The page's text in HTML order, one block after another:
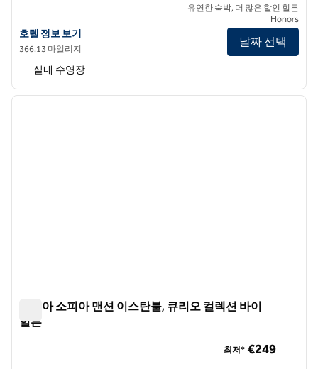
알투니자이드 스위트 이스탄불, 큐리오 컬렉션 바이 힐튼의 호텔 정보
호텔 정보 보기
366.13 마일리지
유연한 숙박, 더 많은 할인 힐튼
Honors
날짜 선택
실내 수영장
1/12
다음
하기아 소피아 맨션 이스탄불, 큐리오 컬렉션 바이
힐튼
최저* €249